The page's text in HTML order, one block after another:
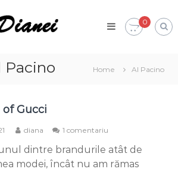
0
Pacino Home Al Pacino
of Gucci
diana 1 comentariu
-
House
dintre brandurile atât de
modei, încât nu am rămas